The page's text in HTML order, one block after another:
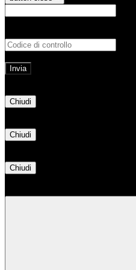
Chiudi
Chiudi
Chiudi